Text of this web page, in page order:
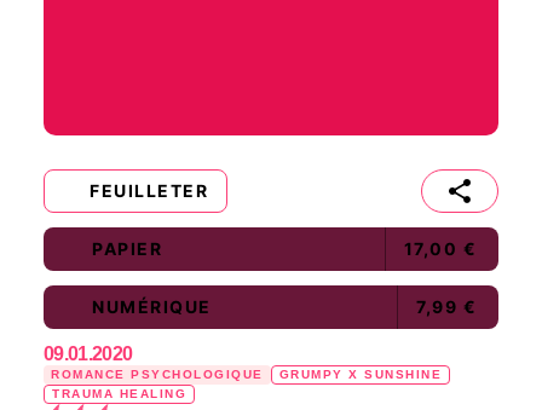
FEUILLETER
PAPIER 17,00 €
NUMÉRIQUE 7,99 €
09.01.2020
ROMANCE PSYCHOLOGIQUE
GRUMPY X SUNSHINE
TRAUMA HEALING